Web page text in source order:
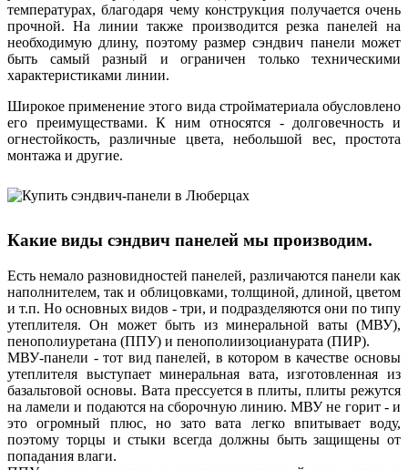
температурах, благодаря чему конструкция получается очень
прочной. На линии также производится резка панелей на
необходимую длину, поэтому размер сэндвич панели может
быть самый разный и ограничен только техническими
характеристиками линии.
Широкое применение этого вида стройматериала обусловлено
его преимуществами. К ним относятся - долговечность и
огнестойкость, различные цвета, небольшой вес, простота
монтажа и другие.
Какие виды сэндвич панелей мы производим.
Есть немало разновидностей панелей, различаются панели как
наполнителем, так и облицовками, толщиной, длиной, цветом
и т.п. Но основных видов - три, и подразделяются они по типу
утеплителя. Он может быть из минеральной ваты (МВУ),
пенополиуретана (ППУ) и пенополиизоцианурата (ПИР).
МВУ-панели - тот вид панелей, в котором в качестве основы
утеплителя выступает минеральная вата, изготовленная из
базальтовой основы. Вата прессуется в плиты, плиты режутся
на ламели и подаются на сборочную линию. МВУ не горит - и
это огромный плюс, но зато вата легко впитывает воду,
поэтому торцы и стыки всегда должны быть защищены от
попадания влаги.